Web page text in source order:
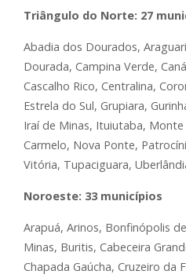
Triângulo do Norte: 27
Abadia dos Dourados,
Dourada, Campina Verde,
Cascalho Rico, Centralina,
Estrela do Sul, Grupiara,
Iraí de Minas, Ituiutaba,
Carmelo, Nova Ponte,
Vitória, Tupaciguara,
Noroeste: 33 municípios
Arapuá, Arinos, Bonfinópolis
Minas, Buritis, Cabeceira
Chapada Gaúcha, Cruzeiro da